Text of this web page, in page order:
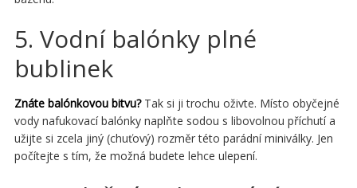
5. Vodní balónky plné
bublinek
Znáte balónkovou bitvu?Tak si ji trochu oživte. Místo obyčejné
vody nafukovací balónky naplňte sodou s libovolnou příchutí a
užijte si zcela jiný (chuťový) rozměr této parádní miniválky. Jen
počítejte s tím, že možná budete lehce ulepení.